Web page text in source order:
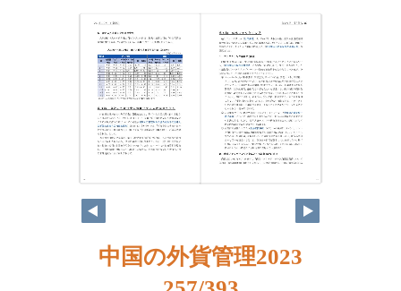
257
256
中国の外貨管理2023